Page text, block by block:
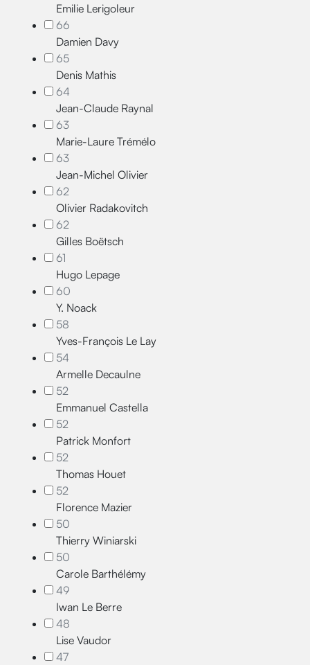
Emilie Lerigoleur
66
Damien Davy
65
Denis Mathis
64
Jean-Claude Raynal
63
Marie-Laure Trémélo
63
Jean-Michel Olivier
62
Olivier Radakovitch
62
Gilles Boëtsch
61
Hugo Lepage
60
Y. Noack
58
Yves-François Le Lay
54
Armelle Decaulne
52
Emmanuel Castella
52
Patrick Monfort
52
Thomas Houet
52
Florence Mazier
50
Thierry Winiarski
50
Carole Barthélémy
49
Iwan Le Berre
48
Lise Vaudor
47